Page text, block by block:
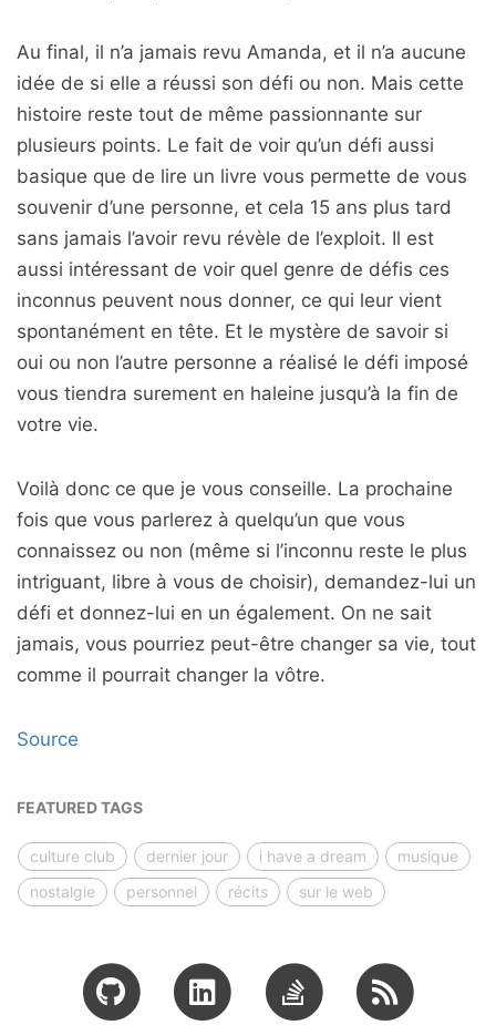
Au final, il n’a jamais revu Amanda, et il n’a aucune
idée de si elle a réussi son défi ou non. Mais cette
histoire reste tout de même passionnante sur
plusieurs points. Le fait de voir qu’un défi aussi
basique que de lire un livre vous permette de vous
souvenir d’une personne, et cela 15 ans plus tard
sans jamais l’avoir revu révèle de l’exploit. Il est
aussi intéressant de voir quel genre de défis ces
inconnus peuvent nous donner, ce qui leur vient
spontanément en tête. Et le mystère de savoir si
oui ou non l’autre personne a réalisé le défi imposé
vous tiendra surement en haleine jusqu’à la fin de
votre vie.
Voilà donc ce que je vous conseille. La prochaine
fois que vous parlerez à quelqu’un que vous
connaissez ou non (même si l’inconnu reste le plus
intriguant, libre à vous de choisir), demandez-lui un
défi et donnez-lui en un également. On ne sait
jamais, vous pourriez peut-être changer sa vie, tout
comme il pourrait changer la vôtre.
Source
FEATURED TAGS
culture club dernier jour i have a dream
musique
nostalgie
personnel récits sur le web